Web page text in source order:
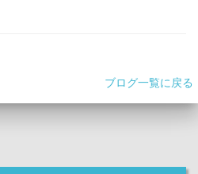
ブログ一覧に戻る